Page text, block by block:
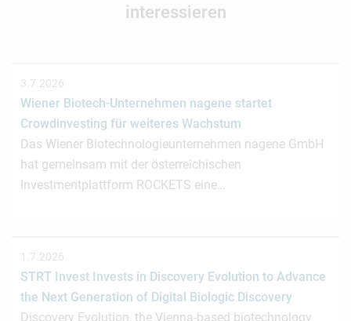
interessieren
3.7.2026
Wiener Biotech-Unternehmen nagene startet
Crowdinvesting für weiteres Wachstum
Das Wiener Biotechnologieunternehmen nagene GmbH
hat gemeinsam mit der österreichischen
Investmentplattform ROCKETS eine…
1.7.2026
STRT Invest Invests in Discovery Evolution to Advance
the Next Generation of Digital Biologic Discovery
Discovery Evolution, the Vienna-based biotechnology